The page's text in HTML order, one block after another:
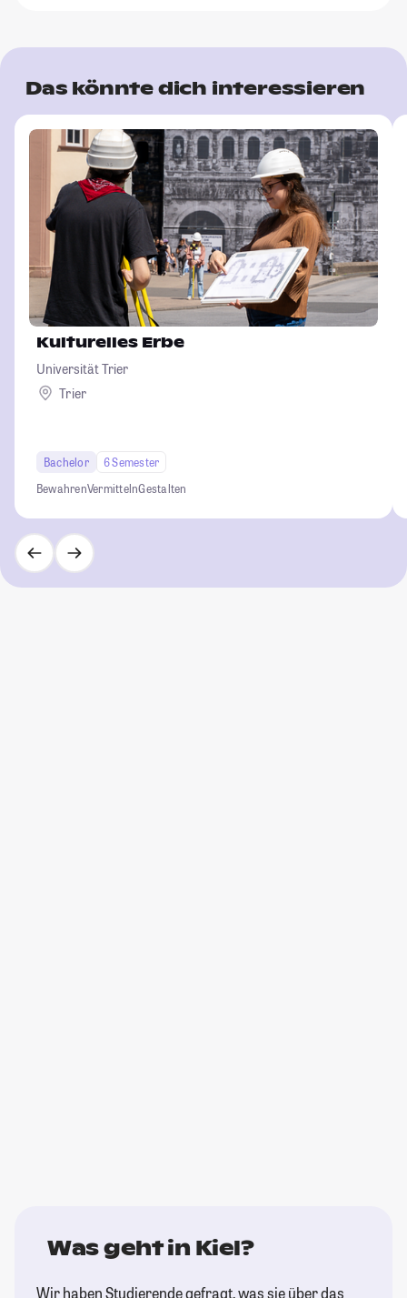
Das könnte dich interessieren
Kulturelles Erbe
Universität Trier
Trier
Bachelor
6 Semester
BewahrenVermittelnGestalten
Was geht in Kiel?
Wir haben Studierende gefragt, was sie über das